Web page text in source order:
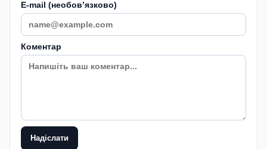
E-mail (необовʼязково)
Коментар
Надіслати